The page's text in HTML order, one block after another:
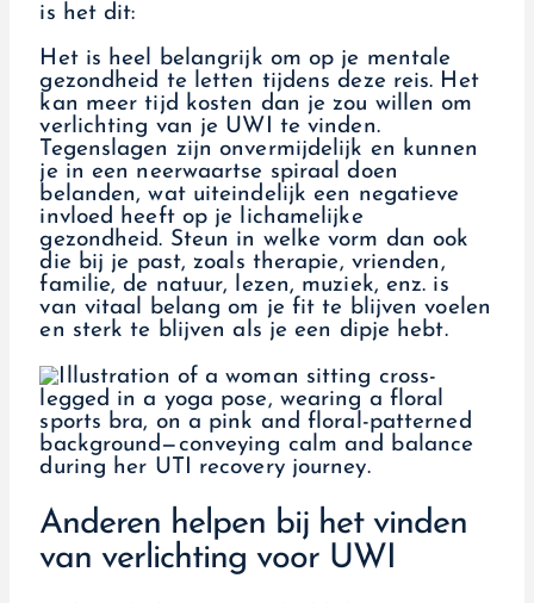
is het dit:
Het is heel belangrijk om op je mentale
gezondheid te letten tijdens deze reis. Het
kan meer tijd kosten dan je zou willen om
verlichting van je UWI te vinden.
Tegenslagen zijn onvermijdelijk en kunnen
je in een neerwaartse spiraal doen
belanden, wat uiteindelijk een negatieve
invloed heeft op je lichamelijke
gezondheid. Steun in welke vorm dan ook
die bij je past, zoals therapie, vrienden,
familie, de natuur, lezen, muziek, enz. is
van vitaal belang om je fit te blijven voelen
en sterk te blijven als je een dipje hebt.
Anderen helpen bij het vinden
van verlichting voor UWI